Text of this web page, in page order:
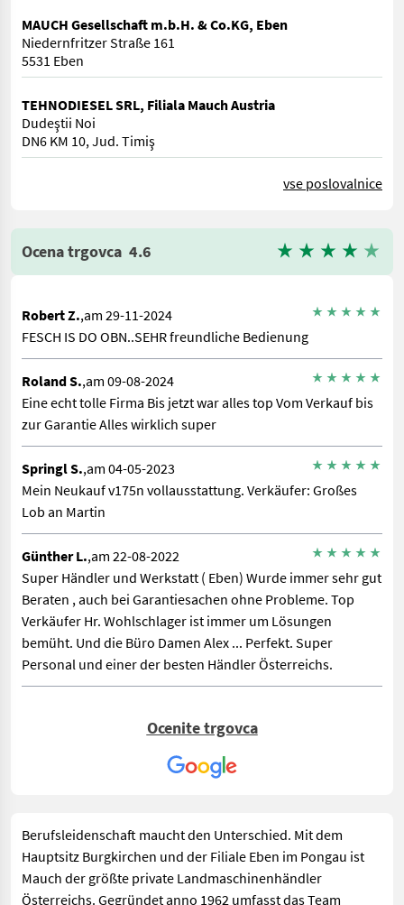
MAUCH Gesellschaft m.b.H. & Co.KG, Eben
Niedernfritzer Straße 161
5531 Eben
TEHNODIESEL SRL, Filiala Mauch Austria
Dudeştii Noi
DN6 KM 10, Jud. Timiş
vse poslovalnice
Ocena trgovca 4.6
Robert Z.,am 29-11-2024
FESCH IS DO OBN..SEHR freundliche Bedienung
Roland S.,am 09-08-2024
Eine echt tolle Firma Bis jetzt war alles top Vom Verkauf bis
zur Garantie Alles wirklich super
Springl S.,am 04-05-2023
Mein Neukauf v175n vollausstattung. Verkäufer: Großes
Lob an Martin
Günther L.,am 22-08-2022
Super Händler und Werkstatt ( Eben) Wurde immer sehr gut
Beraten , auch bei Garantiesachen ohne Probleme. Top
Verkäufer Hr. Wohlschlager ist immer um Lösungen
bemüht. Und die Büro Damen Alex ... Perfekt. Super
Personal und einer der besten Händler Österreichs.
Ocenite trgovca
Berufsleidenschaft maucht den Unterschied. Mit dem
Hauptsitz Burgkirchen und der Filiale Eben im Pongau ist
Mauch der größte private Landmaschinenhändler
Österreichs. Gegründet anno 1962 umfasst das Team